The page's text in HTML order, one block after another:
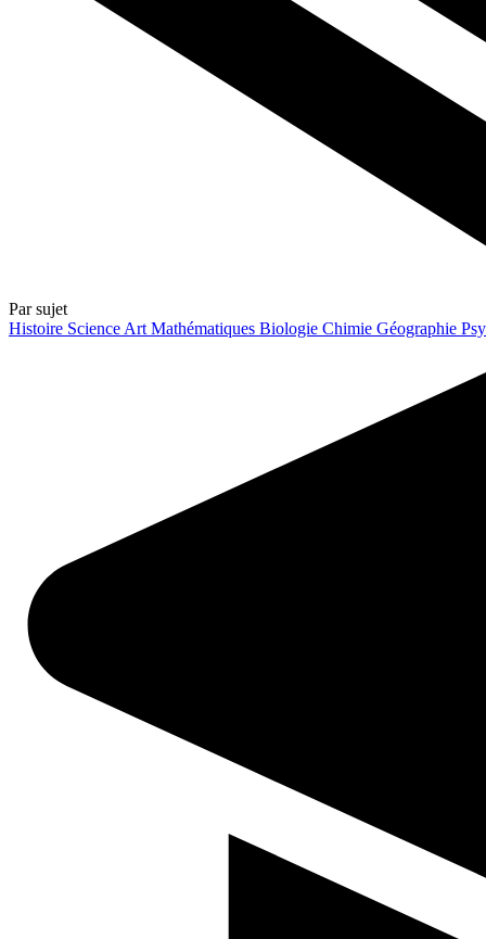
Par sujet
Histoire Science Art Mathématiques Biologie Chimie Géographie